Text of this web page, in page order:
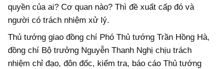
quyền của ai? Cơ quan nào? Thì đề xuất cấp đó và
người có trách nhiệm xử lý.
Thủ tướng giao đồng chí Phó Thủ tướng Trần Hồng Hà,
đồng chí Bộ trưởng Nguyễn Thanh Nghị chịu trách
nhiệm chỉ đạo, đôn đốc, kiểm tra, báo cáo Thủ tướng